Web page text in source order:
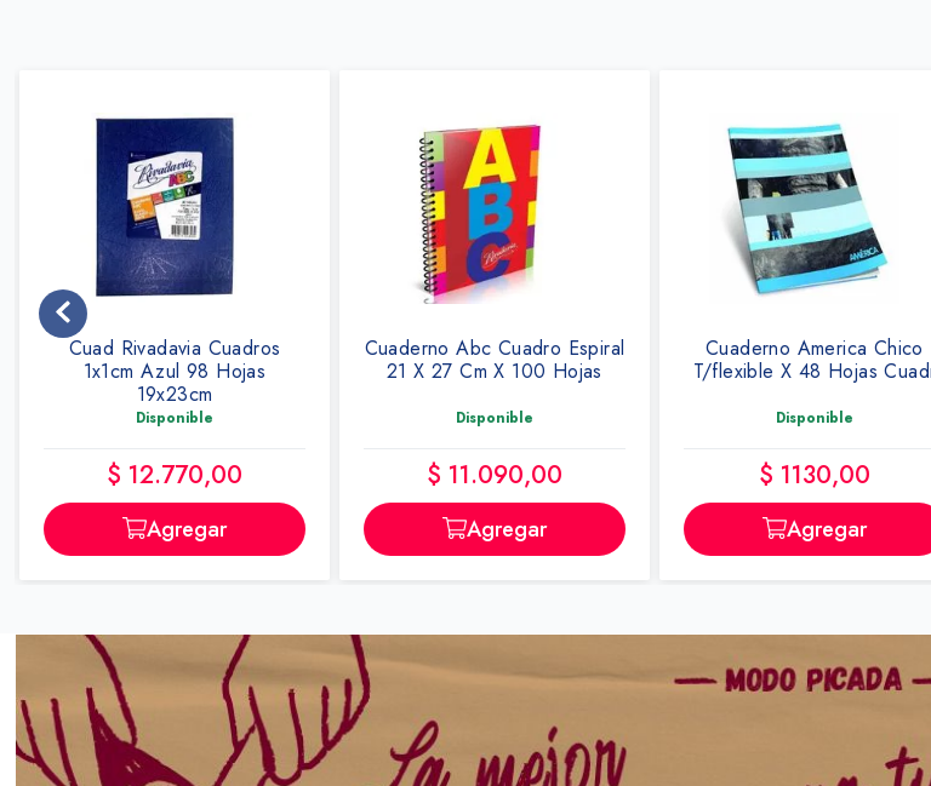
Cuaderno Abc Cuadro Espiral
21 X 27 Cm X 100 Hojas
Disponible
$ 11.090,00
Agregar
Cuaderno America Chico
T/flexible X 48 Hojas Cuadr
Disponible
$ 1130,00
Agregar
Cuad Rivadavia A Rayas Rojo
98 Hojas 19x23cm
Disponible
$ 12.770,00
Agregar